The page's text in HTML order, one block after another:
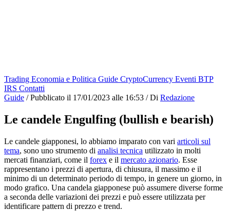
Trading Economia e Politica Guide CryptoCurrency Eventi BTP
IRS Contatti
Guide / Pubblicato il 17/01/2023 alle 16:53 / Di Redazione
Le candele Engulfing (bullish e bearish)
Le candele giapponesi, lo abbiamo imparato con vari articoli sul
tema, sono uno strumento di analisi tecnica utilizzato in molti
mercati finanziari, come il forex e il mercato azionario. Esse
rappresentano i prezzi di apertura, di chiusura, il massimo e il
minimo di un determinato periodo di tempo, in genere un giorno, in
modo grafico. Una candela giapponese può assumere diverse forme
a seconda delle variazioni dei prezzi e può essere utilizzata per
identificare pattern di prezzo e trend.